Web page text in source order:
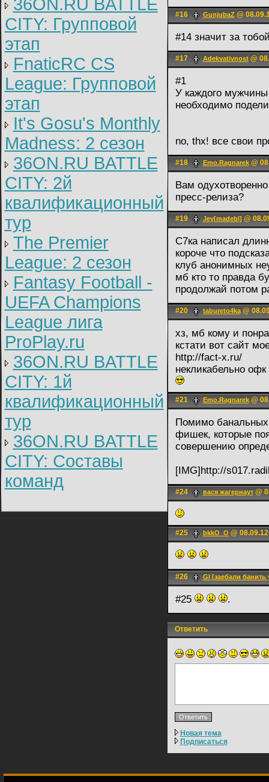
36ON.RU BATTLE
CITY: Групповой
этап
FnaticRC CS
League: Групповой
этап
It's Gosu's Monthly
Madness: 2 сезон
36ON.RU BATTLE
CITY: 2й
квалификационный
тур
The Premier
League: 2 cезон
Fantasy Football -
UEFA Champions
League лига
ProPlay.ru
36ON.RU BATTLE
CITY: 1й
квалификационный
тур
36ON.RU BATTLE
CITY: Составы
команд
#16 GunjubaZ@
#14 значит за
#17 Adekvativnost@
#1
У каждого мужчины
необходимо
no, thx! все свои
#18 Emo.Ragnarek@
Вам
пресс-релиза?
#19 Jey[madebl] @
С7ка написал
короче что
клуб анонимных
мб кто то правда
продолжай потом
#20 tabureto4ka@
хз, мб кому и
кстати вот сайт
http://fact-x.ru/
некликабельно офк
#21 Emo.Ragnarek@
Помимо банальных
фишек, которые
совершению
[IMG]http://
#24 вася жагернаут@
#25 bkkO_O @
#26 Gl [заебали банить
#25 .
Ответить
Новая тема
Подписаться